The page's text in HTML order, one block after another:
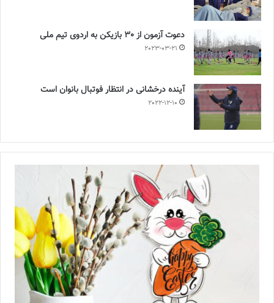
دعوت آزمون از 30 بازیکن به اردوی تیم ملی
2023-03-21
آینده درخشانی در انتظار فوتبال بانوان است
2022-12-10